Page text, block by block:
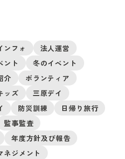
ンフォ
法人運営
ント
冬のイベント
介
ボランティア
ッズ
三原デイ
防災訓練
日帰り旅行
監事監査
年度方針及び報告
ネジメント